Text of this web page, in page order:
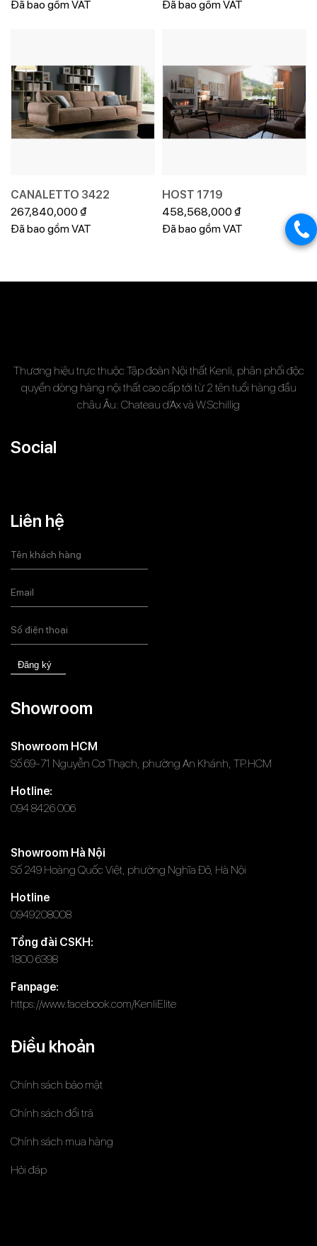
Đã bao gồm VAT
Đã bao gồm VAT
CANALETTO 3422
267,840,000 ₫
Đã bao gồm VAT
HOST 1719
458,568,000 ₫
Đã bao gồm VAT
Thương hiệu trực thuộc Tập đoàn Nội thất Kenli, phân phối độc
quyền dòng hàng nội thất cao cấp tới từ 2 tên tuổi hàng đầu
châu Âu: Chateau d’Ax và W.Schillig
Showroom
Showroom HCM
Số 69-71 Nguyễn Cơ Thạch, phường An Khánh, TP.HCM
Hotline:
094 8426 006
Showroom Hà Nội
Số 249 Hoàng Quốc Việt, phường Nghĩa Đô, Hà Nội
Hotline
0949208008
Tổng đài CSKH:
1800 6398
Fanpage:
https://www.facebook.com/KenliElite
Social
Liên hệ
Đăng ký
Điều khoản
Chính sách bảo mật
Chính sách đổi trả
Chính sách mua hàng
Hỏi đáp